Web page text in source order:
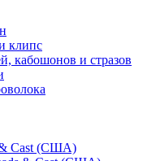
клипс
кабошонов и стразов
& Cast (США)